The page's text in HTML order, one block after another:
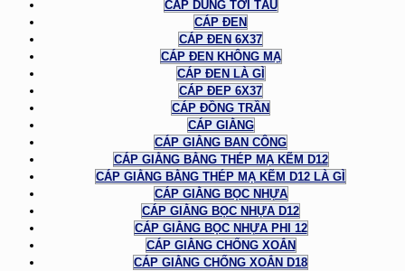
CÁP DÙNG TỜI TÀU
CÁP ĐEN
CÁP ĐEN 6X37
CÁP ĐEN KHÔNG MẠ
CÁP ĐEN LÀ GÌ
CÁP ĐEP 6X37
CÁP ĐỒNG TRẦN
CÁP GIẰNG
CÁP GIẰNG BAN CÔNG
CÁP GIẰNG BẰNG THÉP MẠ KẼM D12
CÁP GIẰNG BẰNG THÉP MẠ KẼM D12 LÀ GÌ
CÁP GIẰNG BỌC NHỰA
CÁP GIẰNG BỌC NHỰA D12
CÁP GIẰNG BỌC NHỰA PHI 12
CÁP GIẰNG CHỐNG XOẮN
CÁP GIẰNG CHỐNG XOẮN D18